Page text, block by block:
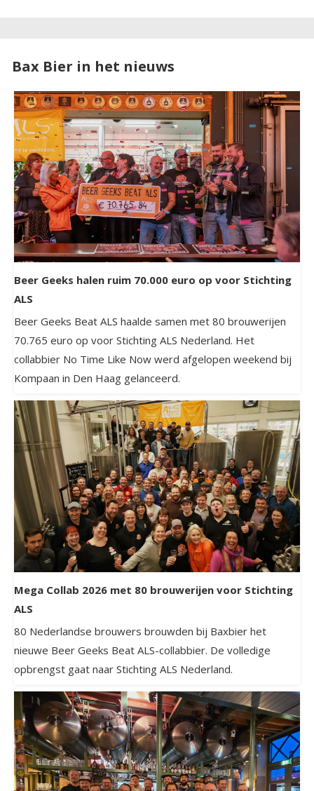
Bax Bier in het nieuws
Beer Geeks halen ruim 70.000 euro op voor Stichting
ALS
Beer Geeks Beat ALS haalde samen met 80 brouwerijen
70.765 euro op voor Stichting ALS Nederland. Het
collabbier No Time Like Now werd afgelopen weekend bij
Kompaan in Den Haag gelanceerd.
Mega Collab 2026 met 80 brouwerijen voor Stichting
ALS
80 Nederlandse brouwers brouwden bij Baxbier het
nieuwe Beer Geeks Beat ALS-collabbier. De volledige
opbrengst gaat naar Stichting ALS Nederland.